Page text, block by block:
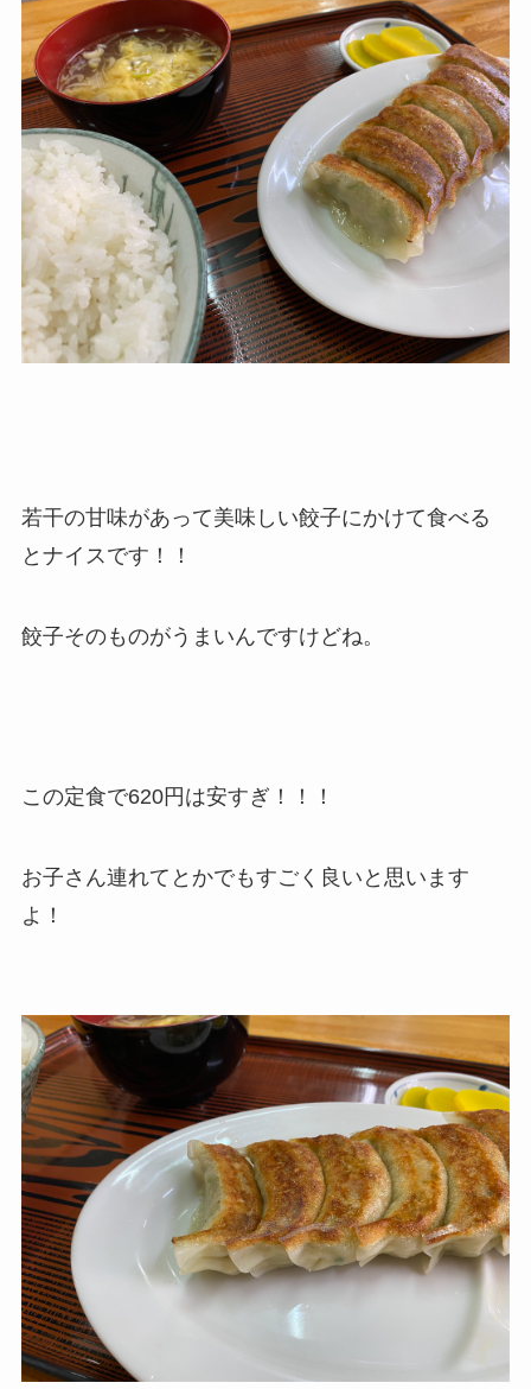
若干の甘味があって美味しい餃子にかけて食べる
とナイスです！！
餃子そのものがうまいんですけどね。
この定食で620円は安すぎ！！！
お子さん連れてとかでもすごく良いと思います
よ！